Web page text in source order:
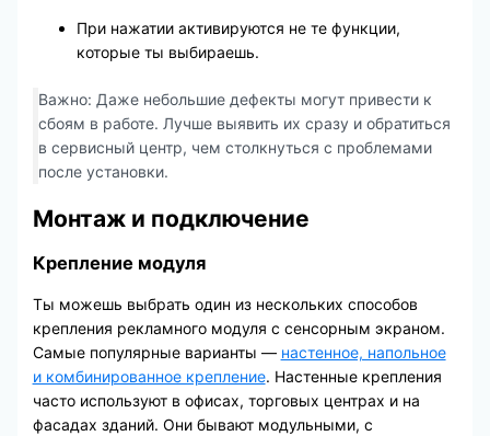
При нажатии активируются не те функции,
которые ты выбираешь.
Важно: Даже небольшие дефекты могут привести к
сбоям в работе. Лучше выявить их сразу и обратиться
в сервисный центр, чем столкнуться с проблемами
после установки.
Монтаж и подключение
Крепление модуля
Ты можешь выбрать один из нескольких способов
крепления рекламного модуля с сенсорным экраном.
Самые популярные варианты — настенное, напольное
и комбинированное крепление. Настенные крепления
часто используют в офисах, торговых центрах и на
фасадах зданий. Они бывают модульными, с